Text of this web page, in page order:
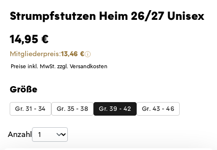
Strumpfstutzen Heim 26/27 Unisex
14,95 €
Mitgliederpreis:13,46 €
Preise inkl. MwSt. zzgl. Versandkosten
Größe
auswählen
Gr. 31 - 34 Gr. 35 - 38 Gr. 39 - 42 Gr. 43 - 46
Produkt Anzahl: Gib den gewünschten
Anzahl